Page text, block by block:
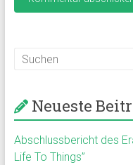
Neueste
Abschlussbericht des
Life To Things”